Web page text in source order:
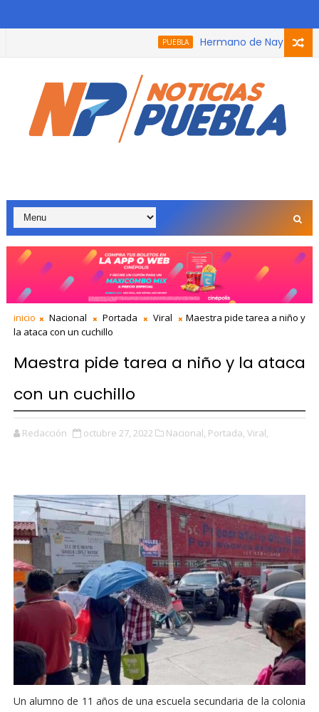
PUEBLA
Hermano de Nay Salvatori
inicio Nacional Portada Viral
Maestra pide tarea a niño y
la ataca con un cuchillo
Maestra pide tarea a niño y la ataca
con un cuchillo
Redacción octubre 27, 2022 Nacional, Portada, Viral,
Un alumno de 11 años de una escuela secundaria de la colonia